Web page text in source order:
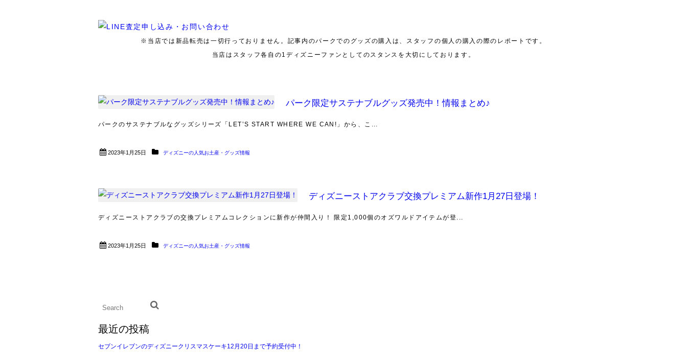
※当店では新品転売は一切行っておりません。記事内のパークでのグッズの購入は、スタッフの個人の購入の際のレポートです。
当店はスタッフ各自の1ディズニーファンとしてのスタンスを大切にしております。
パーク限定サステナブルグッズ発売中！情報まとめ♪
パークのサステナブルなグッズシリーズ「LET’S START WHERE WE CAN!」から、こ...
2023年1月25日 ディズニーの人気お土産・グッズ情報
ディズニーストアクラブ交換プレミアム新作1月27日登場！
ディズニーストアクラブの交換プレミアムコレクションに新作が仲間入り！ 限定1,000個のオズワルドアイテムが登...
2023年1月25日 ディズニーの人気お土産・グッズ情報
最近の投稿
セブンイレブンのディズニークリスマスケーキ12月20日まで予約受付中！